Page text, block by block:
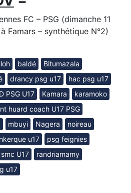
FC – PSG (dimanche 11
Famars – synthétique N°2)
baldé
Bitumazala
drancy psg u17
hac psg u17
PSG U17 Kamara
karamoko
huard coach U17 PSG
mbuyi Nagera
noireau
u17
psg feignies
U17
randriamamy
u17